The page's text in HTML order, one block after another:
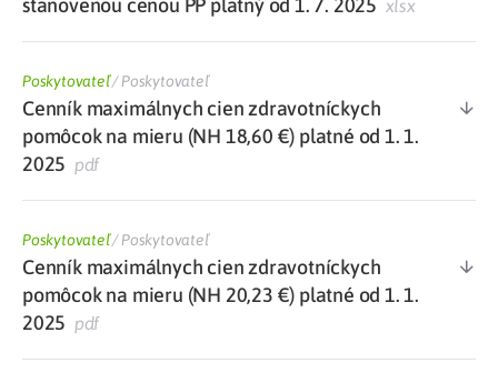
stanovenou cenou PP platný od 1. 7. 2025 xlsx
Poskytovateľ/Poskytovateľ
Cenník maximálnych cien zdravotníckych
pomôcok na mieru (NH 18,60 €) platné od 1. 1.
2025 pdf
Poskytovateľ/Poskytovateľ
Cenník maximálnych cien zdravotníckych
pomôcok na mieru (NH 20,23 €) platné od 1. 1.
2025 pdf